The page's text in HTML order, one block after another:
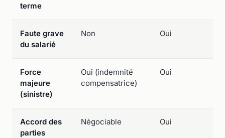
terme
Faute grave
du salarié
Non Oui
Force
majeure
(sinistre)
Oui (indemnité
compensatrice)
Oui
Accord des
parties
Négociable Oui